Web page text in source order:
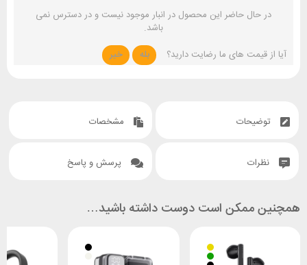
در حال حاضر این محصول در انبار موجود نیست و در دسترس نمی
باشد.
آیا از قیمت های ما رضایت دارید؟
بله خیر
توضیحات مشخصات
نظرات پرسش و پاسخ
همچنین ممکن است دوست داشته باشید…